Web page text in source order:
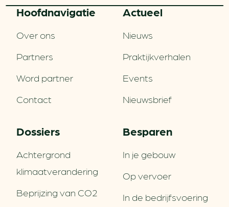
Hoofd­navigatie
Over ons
Partners
Word partner
Contact
Actueel
Nieuws
Praktijkverhalen
Events
Nieuwsbrief
Dossiers
Achtergrond
klimaatverandering
Beprijzing van CO2
Besparen
In je gebouw
Op vervoer
In de bedrijfsvoering